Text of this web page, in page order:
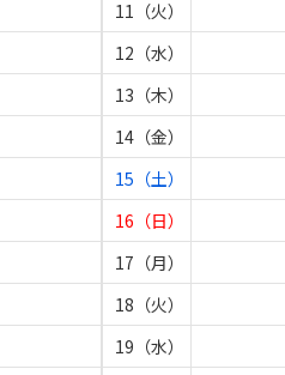
11（火）
12（水）
13（木）
14（金）
15（土）
16（日）
17（月）
18（火）
19（水）